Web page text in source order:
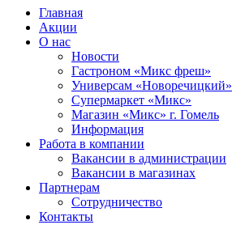
Главная
Акции
О нас
Новости
Гастроном «Микс фреш»
Универсам «Новоречицкий»
Супермаркет «Микс»
Магазин «Микс» г. Гомель
Информация
Работа в компании
Вакансии в администрации
Вакансии в магазинах
Партнерам
Сотрудничество
Контакты